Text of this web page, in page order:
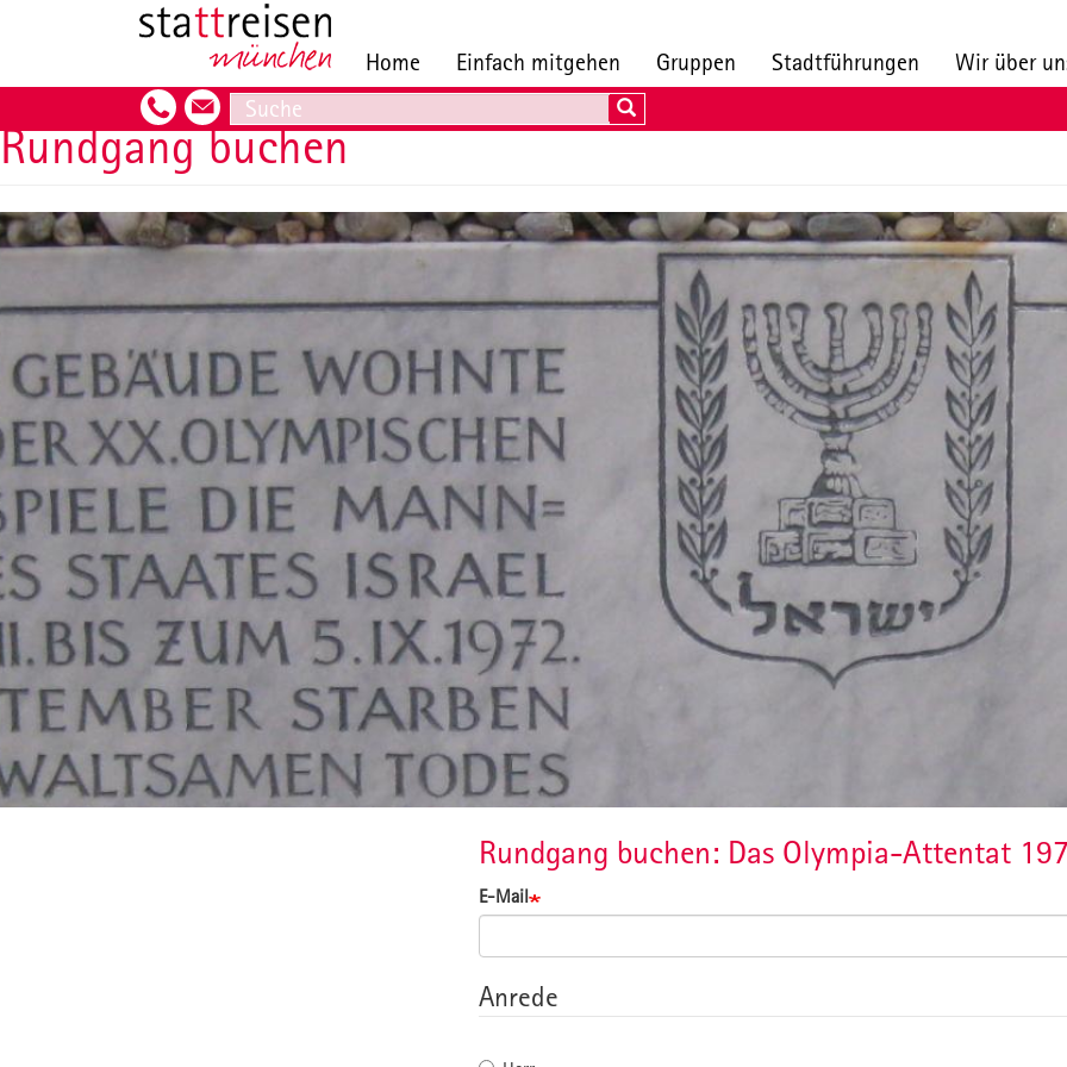
Hauptnavigation
Home Einfach mitgehen Gruppen Stadtführungen Wir über
Search Search
Rundgang buchen
Rundgang buchen: Das Olympia-Attentat
E-Mail
Anrede